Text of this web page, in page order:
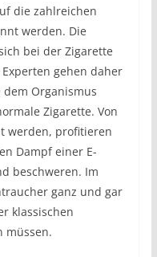
die zahlreichen
werden. Die
bei der Zigarette
gehen daher
dem Organismus
Zigarette. Von
werden, profitieren
Dampf einer E-
beschweren. Im
ganz und gar
klassischen
müssen.